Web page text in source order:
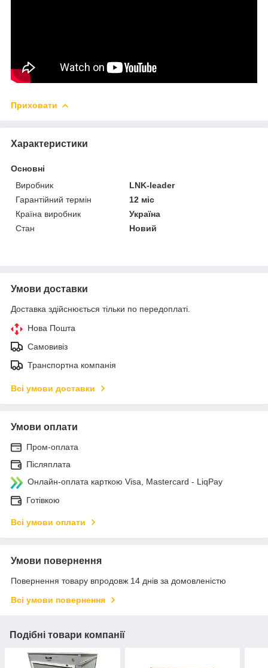
Приховати
Характеристики
Основні
Виробник
LNK-leader
Гарантійний термін
12 міс
Країна виробник
Україна
Стан
Новий
Умови доставки
Доставка здійснюється тільки по передоплаті.
Нова Пошта
Самовивіз
Транспортна компанія
Всі умови доставки
Умови оплати
Пром-оплата
Післяплата
Онлайн-оплата карткою Visa, Mastercard - LiqPay
Готівкою
Всі умови оплати
Умови повернення
Повернення товару впродовж 14 днів за домовленістю
Всі умови повернення
Подібні товари компанії